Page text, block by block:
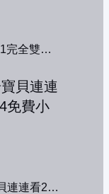
拳皇1.91完全雙人版
神奇寶貝連連看2004